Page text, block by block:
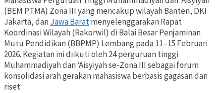
(BEM PTMA) Zona III yang mencakup wilayah Banten, DKI
Jakarta, danJawa Baratmenyelenggarakan Rapat
Koordinasi Wilayah (Rakorwil) di Balai Besar Penjaminan
Mutu Pendidikan (BBPMP) Lembang pada 11–15 Februari
2026. Kegiatan ini diikuti oleh 24 perguruan tinggi
Muhammadiyah dan ‘Aisyiyah se-Zona III sebagai forum
konsolidasi arah gerakan mahasiswa berbasis gagasan dan
riset.